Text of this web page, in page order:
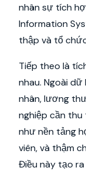
nhân sự tích
Information
thập và tổ
Tiếp theo là
nhau. Ngoài
nhân, lương
nghiệp cần
như nền tảng
viên, và thậm
Điều này tạo